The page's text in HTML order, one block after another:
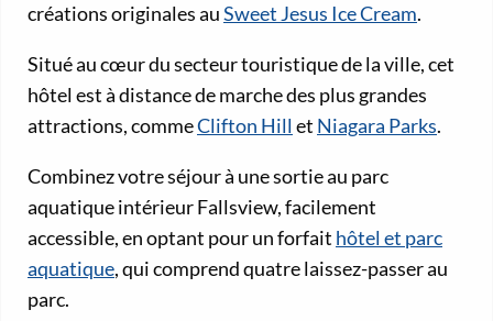
créations originales auSweet Jesus Ice Cream.
Situé au cœur du secteur touristique de la ville, cet
hôtel est à distance de marche des plus grandes
attractions, commeClifton Hill et Niagara Parks.
Combinez votre séjour à une sortie au parc
aquatique intérieur Fallsview, facilement
accessible, en optant pour un forfait hôtel et parc
aquatique, qui comprend quatre laissez-passer au
parc.